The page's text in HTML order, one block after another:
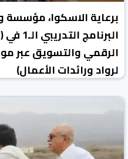
برعاية الاسكوا، مؤسسة
الرقمي والتسويق عبر
لرواد ورائدات الأعمال)